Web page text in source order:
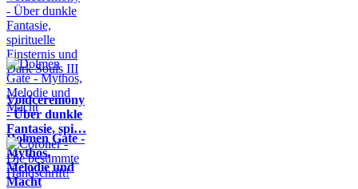
Voidceremony
- Über dunkle
Fantasie, spi…
Dolmen Gate -
Mythos,
Melodie und
Macht